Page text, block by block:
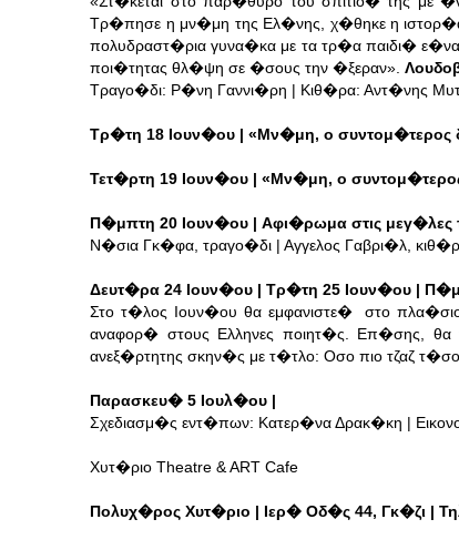
Τρ�πησε η μν�μη της Ελ�νης, χ�θηκε η
πολυδραστ�ρια γυνα�κα με τα τρ�α παιδι�
ποι�τητας θλ�ψη σε �σους την �ξεραν».
Τραγο�δι: Ρ�νη Γαννι�ρη | Κιθ�ρα: Αντ�νης
Τρ�τη 18 Ιουν�ου | «Μν�μη, ο
Τετ�ρτη 19 Ιουν�ου | «Μν�μη, ο
Π�μπτη 20 Ιουν�ου | Αφι�ρωμα στις μεγ�λες
Ν�σια Γκ�φα, τραγο�δι | Αγγελος Γαβρι�λ,
Δευτ�ρα 24 Ιουν�ου | Τρ�τη 25 Ιουν�ου |
Στο τ�λος Ιουν�ου θα εμφανιστε� στο
αναφορ� στους Ελληνες ποιητ�ς. Επ�σης, θα
ανεξ�ρτητης σκην�ς με τ�τλο: Οσο πιο τζαζ
Παρασκευ� 5 Ιουλ�ου |
Σχεδιασμ�ς εντ�πων: Κατερ�να Δρακ�κη |
Χυτ�ριο Theatre & ART Cafe
Πολυχ�ρος Χυτ�ριο | Ιερ� Οδ�ς 44, Γκ�ζι |